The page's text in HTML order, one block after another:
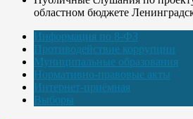
областном бюджете
Информация по 8-ФЗ
Противодействие коррупции
Муниципальные образования
Нормативно-правовые акты
Интернет-приёмная
Выборы